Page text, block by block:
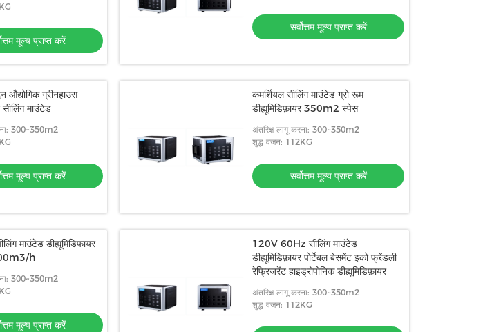
मूल्य प्राप्त करें
सर्वोत्तम मूल्य प्राप्त करें
औद्योगिक ग्रीनहाउस
सीलिंग माउंटेड
300~350m2
मूल्य प्राप्त करें
कमर्शियल सीलिंग माउंटेड ग्रो रूम
डीह्यूमिडिफ़ायर 350m2 स्पेस
अंतरिक्ष लागू करना: 300~350m2
शुद्ध वजन: 112KG
सर्वोत्तम मूल्य प्राप्त करें
माउंटेड डीह्यूमिडिफायर
h
300~350m2
मूल्य प्राप्त करें
120V 60Hz सीलिंग माउंटेड
डीह्यूमिडिफ़ायर पोर्टेबल बेसमेंट इको फ्रेंडली
रेफ्रिजरेंट हाइड्रोपोनिक डीह्यूमिडिफ़ायर
अंतरिक्ष लागू करना: 300~350m2
शुद्ध वजन: 112KG